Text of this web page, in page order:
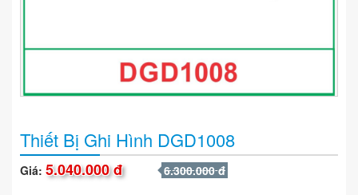
Thiết Bị Ghi Hình DGD1008
Giá: 5.040.000 đ 6.300.000 đ